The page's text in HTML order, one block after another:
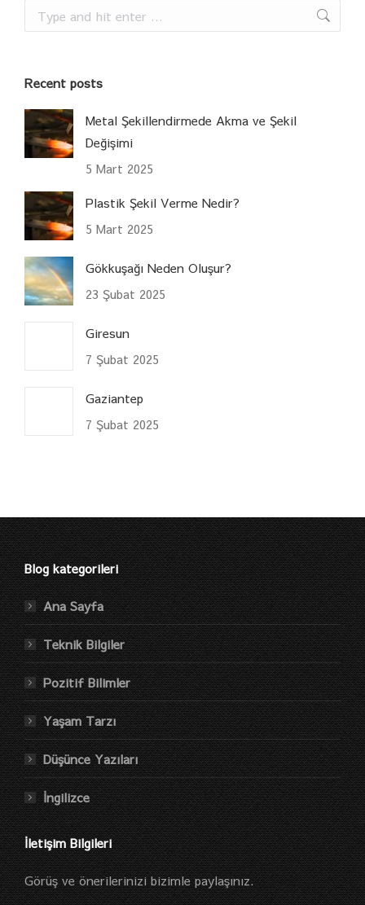
Search:
Recent posts
Metal Şekillendirmede Akma ve Şekil
Değişimi
5 Mart 2025
Plastik Şekil Verme Nedir?
5 Mart 2025
Gökkuşağı Neden Oluşur?
23 Şubat 2025
Giresun
7 Şubat 2025
Gaziantep
7 Şubat 2025
Blog kategorileri
Ana Sayfa
Teknik Bilgiler
Pozitif Bilimler
Yaşam Tarzı
Düşünce Yazıları
İngilizce
İletişim Bilgileri
Görüş ve önerilerinizi bizimle paylaşınız.